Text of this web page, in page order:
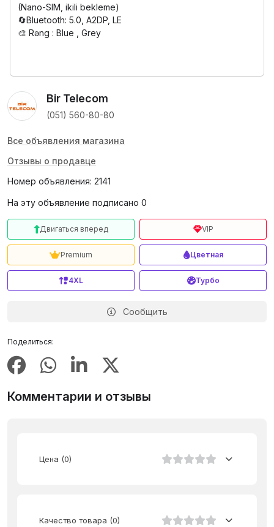
(Nano-SIM, ikili bekleme)
🔄Bluetooth: 5.0, A2DP, LE
🎨 Rəng : Blue , Grey
Bir Telecom
(051) 560-80-80
Все объявления магазина
Отзывы о продавце
Номер объявления: 2141
На эту объявление подписано 0
Поделиться:
Двигаться вперед VIP
Premium Цветная
4XL Турбо
Сообщить
Комментарии и отзывы
Цена (0)
Качество товара (0)